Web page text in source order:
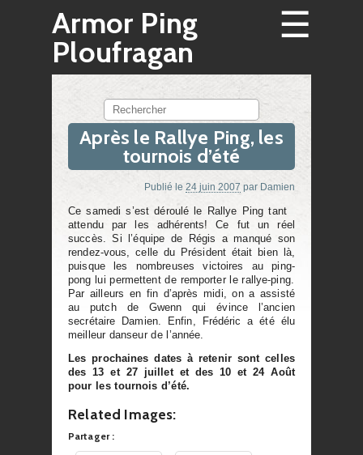
Armor Ping
Ploufragan
☰
Rechercher
Après le Rallye Ping, les
tournois d’été
Publié le 24 juin 2007 par Damien
Ce samedi s’est déroulé le Rallye Ping tant
attendu par les adhérents! Ce fut un réel
succès. Si l’équipe de Régis a manqué son
rendez-vous, celle du Président était bien là,
puisque les nombreuses victoires au ping-
pong lui permettent de remporter le rallye-ping.
Par ailleurs en fin d’après midi, on a assisté
au putch de Gwenn qui évince l’ancien
secrétaire Damien. Enfin, Frédéric a été élu
meilleur danseur de l’année.
Les prochaines dates à retenir sont celles
des 13 et 27 juillet et des 10 et 24 Août
pour les tournois d’été.
Related Images:
Partager :